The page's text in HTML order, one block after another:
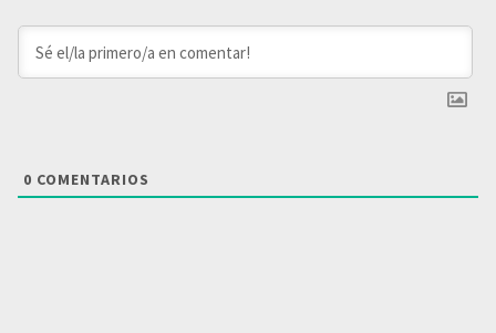
0 COMENTARIOS